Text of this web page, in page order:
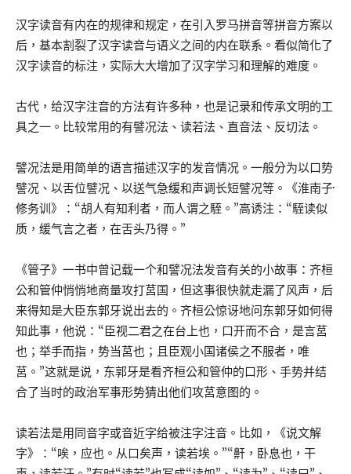
汉字读音有内在的规律和规定，在引入罗马拼音等拼音方案以
后，基本割裂了汉字读音与语义之间的内在联系。看似简化了
汉字读音的标注，实际大大增加了汉字学习和理解的难度。
古代，给汉字注音的方法有许多种，也是记录和传承文明的工
具之一。比较常用的有譬况法、读若法、直音法、反切法。
譬况法是用简单的语言描述汉字的发音情况。一般分为以口势
譬况、以舌位譬况、以送气急缓和声调长短譬况等。《淮南子·
修务训》：“胡人有知利者，而人谓之駤。”高诱注：“駤读似
质，缓气言之者，在舌头乃得。”
《管子》一书中曾记载一个和譬况法发音有关的小故事：齐桓
公和管仲悄悄地商量攻打莒国，但这事很快就走漏了风声，后
来得知是大臣东郭牙说出去的。齐桓公惊讶地问东郭牙如何得
知此事，他说：“臣视二君之在台上也，口开而不合，是言莒
也；举手而指，势当莒也；且臣观小国诸侯之不服者，唯
莒。”这就是说，东郭牙是看齐桓公和管仲的口形、手势并结
合了当时的政治军事形势猜出他们攻莒意图的。
读若法是用同音字或音近字给被注字注音。比如，《说文解
字》：“唉，应也。从口矣声，读若埃。”“鼾，卧息也，干